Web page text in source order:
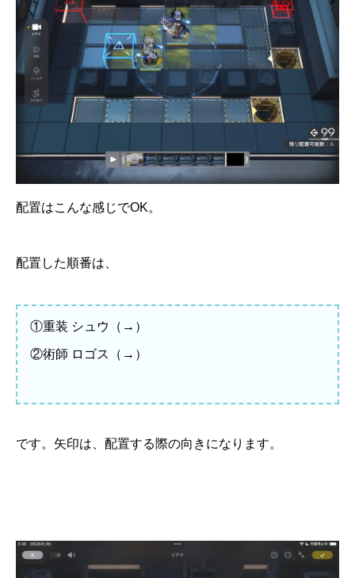
配置はこんな感じでOK。
配置した順番は、
①重装 シュウ（→）
②術師 ロゴス（→）
です。矢印は、配置する際の向きになります。